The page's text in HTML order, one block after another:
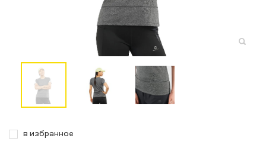
в избранное